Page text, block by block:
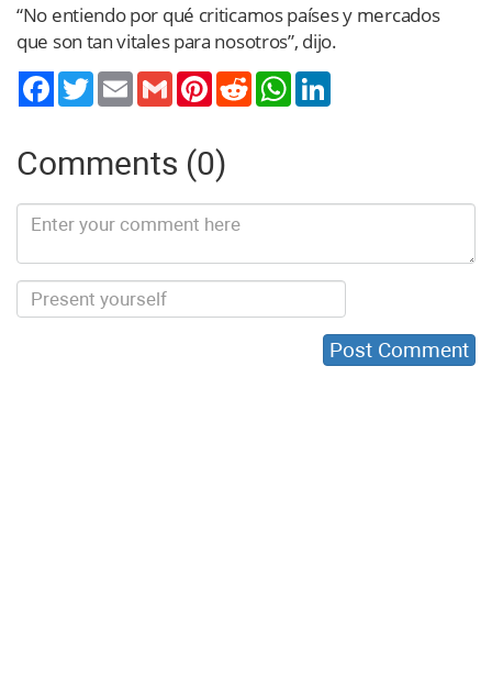
“No entiendo por qué criticamos países y mercados
que son tan vitales para nosotros”, dijo.
TwitterEmail Gmail PinterestReddit WhatsApp
Comments (0)